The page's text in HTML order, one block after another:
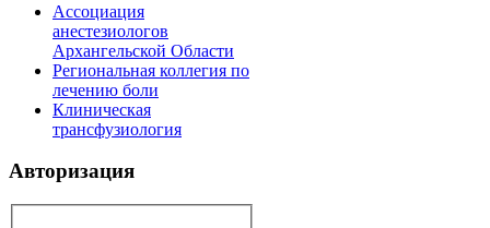
Ассоциация
анестезиологов
Архангельской Области
Региональная коллегия по
лечению боли
Клиническая
трансфузиология
Авторизация